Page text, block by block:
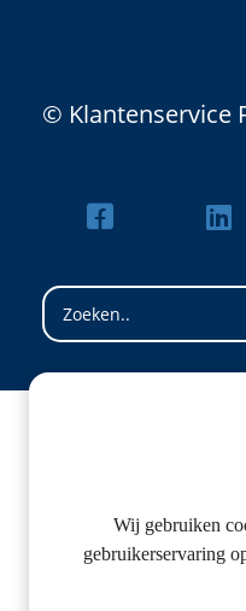
© Klantenservice
Wij gebruiken
gebruikerservaring